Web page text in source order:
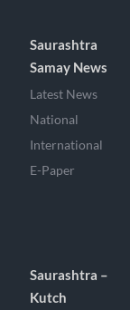
Saurashtra
Samay News
Latest News
National
International
E-Paper
Saurashtra –
Kutch